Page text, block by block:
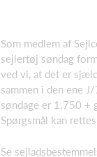
Som medlem af
sejlertøj søndag
ved vi, at det er
sammen i den ene
søndage er 1.750 +
Spørgsmål kan
Se